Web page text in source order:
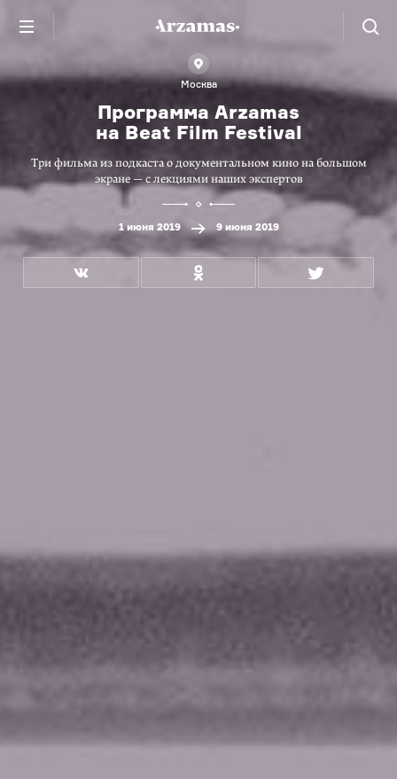
Москва
Программа Arzamas
на Beat Film Festival
Три фильма из подкаста о документальном кино на большом
экране — с лекциями наших экспертов
1 июня 2019 9 июня 2019